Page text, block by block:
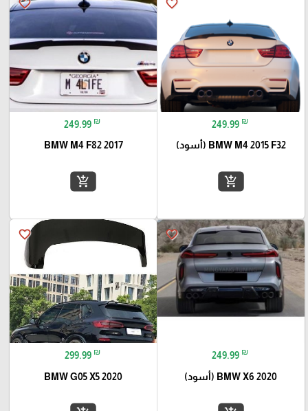
favorite_border
249.99 ₪
BMW M4 2015 F32 (أسود)
add_shopping_cart
favorite_border
249.99 ₪
BMW M4 F82 2017
add_shopping_cart
favorite_border
249.99 ₪
BMW X6 2020 (أسود)
favorite_border
299.99 ₪
BMW G05 X5 2020